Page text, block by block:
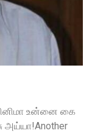
உன்னை கை
அய்யா!Another